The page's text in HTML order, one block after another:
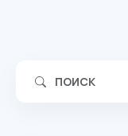
ПОИСК